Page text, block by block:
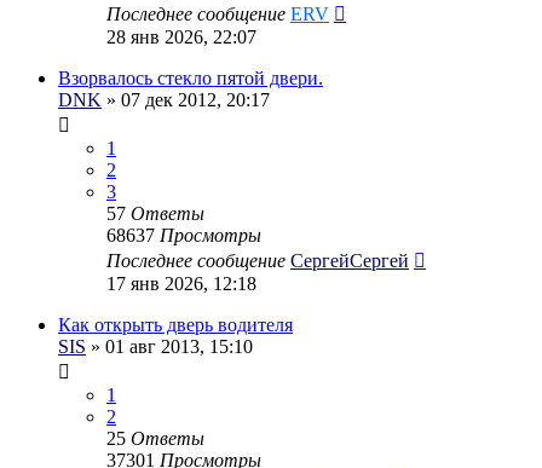
Последнее сообщение ERV
28 янв 2026, 22:07
Взорвалось стекло пятой двери.
DNK » 07 дек 2012, 20:17
1
2
3
57 Ответы
68637 Просмотры
Последнее сообщение СергейСергей
17 янв 2026, 12:18
Как открыть дверь водителя
SIS » 01 авг 2013, 15:10
1
2
25 Ответы
37301 Просмотры